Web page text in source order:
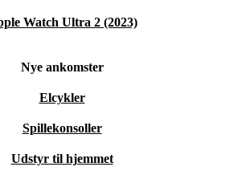
Watch Ultra 2 (2023)
Nye ankomster
Elcykler
Spillekonsoller
Udstyr til hjemmet